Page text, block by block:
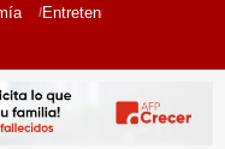
Entretenimiento